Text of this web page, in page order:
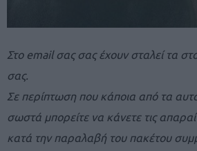
Στο email σας σας έχουν σταλεί τα
σας.
Σε περίπτωση που κάποια από τα αυτά
σωστά μπορείτε να κάνετε τις
κατά την παραλαβή του πακέτου